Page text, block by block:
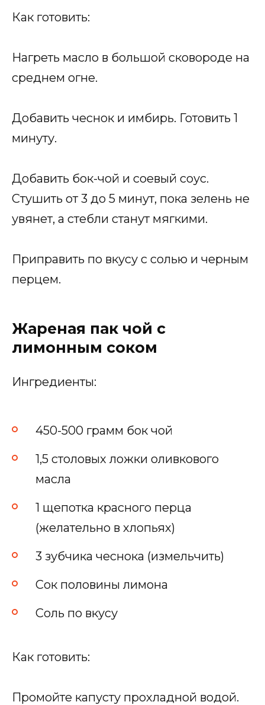
Как готовить:
Нагреть масло в большой сковороде на
среднем огне.
Добавить чеснок и имбирь. Готовить 1
минуту.
Добавить бок-чой и соевый соус.
Стушить от 3 до 5 минут, пока зелень не
увянет, а стебли станут мягкими.
Приправить по вкусу с солью и черным
перцем.
Жареная пак чой с
лимонным соком
Ингредиенты:
450-500 грамм бок чой
1,5 столовых ложки оливкового
масла
1 щепотка красного перца
(желательно в хлопьях)
3 зубчика чеснока (измельчить)
Сок половины лимона
Соль по вкусу
Как готовить:
Промойте капусту прохладной водой.